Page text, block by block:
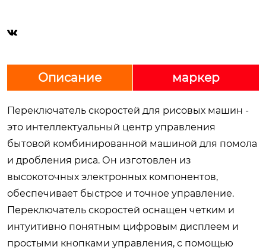

Описание маркер
Переключатель скоростей для рисовых машин -
это интеллектуальный центр управления
бытовой комбинированной машиной для помола
и дробления риса. Он изготовлен из
высокоточных электронных компонентов,
обеспечивает быстрое и точное управление.
Переключатель скоростей оснащен четким и
интуитивно понятным цифровым дисплеем и
простыми кнопками управления, с помощью